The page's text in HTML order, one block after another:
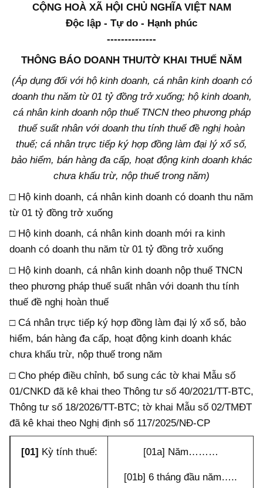
CỘNG HOÀ XÃ HỘI CHỦ NGHĨA VIỆT NAM
Độc lập - Tự do - Hạnh phúc
--------------
THÔNG BÁO DOANH THU/TỜ KHAI THUẾ NĂM
(Áp dụng đối với hộ kinh doanh, cá nhân kinh doanh có
doanh thu năm từ 01 tỷ đồng trở xuống; hộ kinh doanh,
cá nhân kinh doanh nộp thuế TNCN theo phương pháp
thuế suất nhân với doanh thu tính thuế đề nghị hoàn
thuế; cá nhân trực tiếp ký hợp đồng làm đại lý xổ số,
bảo hiểm, bán hàng đa cấp, hoạt động kinh doanh khác
chưa khấu trừ, nộp thuế trong năm)
□ Hộ kinh doanh, cá nhân kinh doanh có doanh thu năm
từ 01 tỷ đồng trở xuống
□ Hộ kinh doanh, cá nhân kinh doanh mới ra kinh
doanh có doanh thu năm từ 01 tỷ đồng trở xuống
□ Hộ kinh doanh, cá nhân kinh doanh nộp thuế TNCN
theo phương pháp thuế suất nhân với doanh thu tính
thuế đề nghị hoàn thuế
□ Cá nhân trực tiếp ký hợp đồng làm đại lý xổ số, bảo
hiểm, bán hàng đa cấp, hoạt động kinh doanh khác
chưa khấu trừ, nộp thuế trong năm
□ Cho phép điều chỉnh, bổ sung các tờ khai Mẫu số
01/CNKD đã kê khai theo Thông tư số 40/2021/TT-BTC,
Thông tư số 18/2026/TT-BTC; tờ khai Mẫu số 02/TMĐT
đã kê khai theo Nghị định số 117/2025/NĐ-CP
[01] Kỳ tính thuế: [01a] Năm………
[01b] 6 tháng đầu năm…..